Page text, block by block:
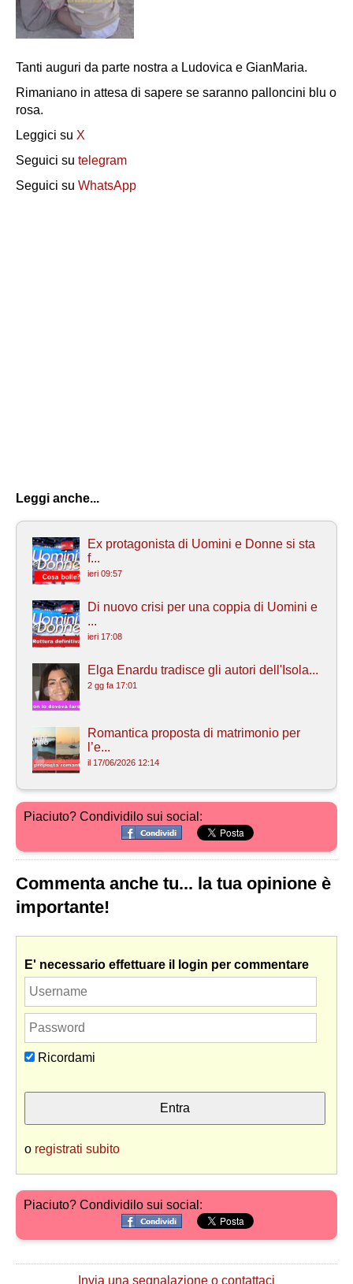
Tanti auguri da parte nostra a Ludovica e GianMaria.
Rimaniano in attesa di sapere se saranno palloncini blu o
rosa.
Leggici su X
Seguici su telegram
Seguici su WhatsApp
Leggi anche...
Ex protagonista di Uomini e Donne si sta
f...
ieri 09:57
Di nuovo crisi per una coppia di Uomini e
...
ieri 17:08
Elga Enardu tradisce gli autori dell'Isola...
2 gg fa 17:01
Romantica proposta di matrimonio per
l’e...
il 17/06/2026 12:14
Piaciuto? Condividilo sui social:
Commenta anche tu... la tua opinione è
importante!
E' necessario effettuare il login per commentare
Ricordami
o registrati subito
Piaciuto? Condividilo sui social:
Invia una segnalazione o contattaci